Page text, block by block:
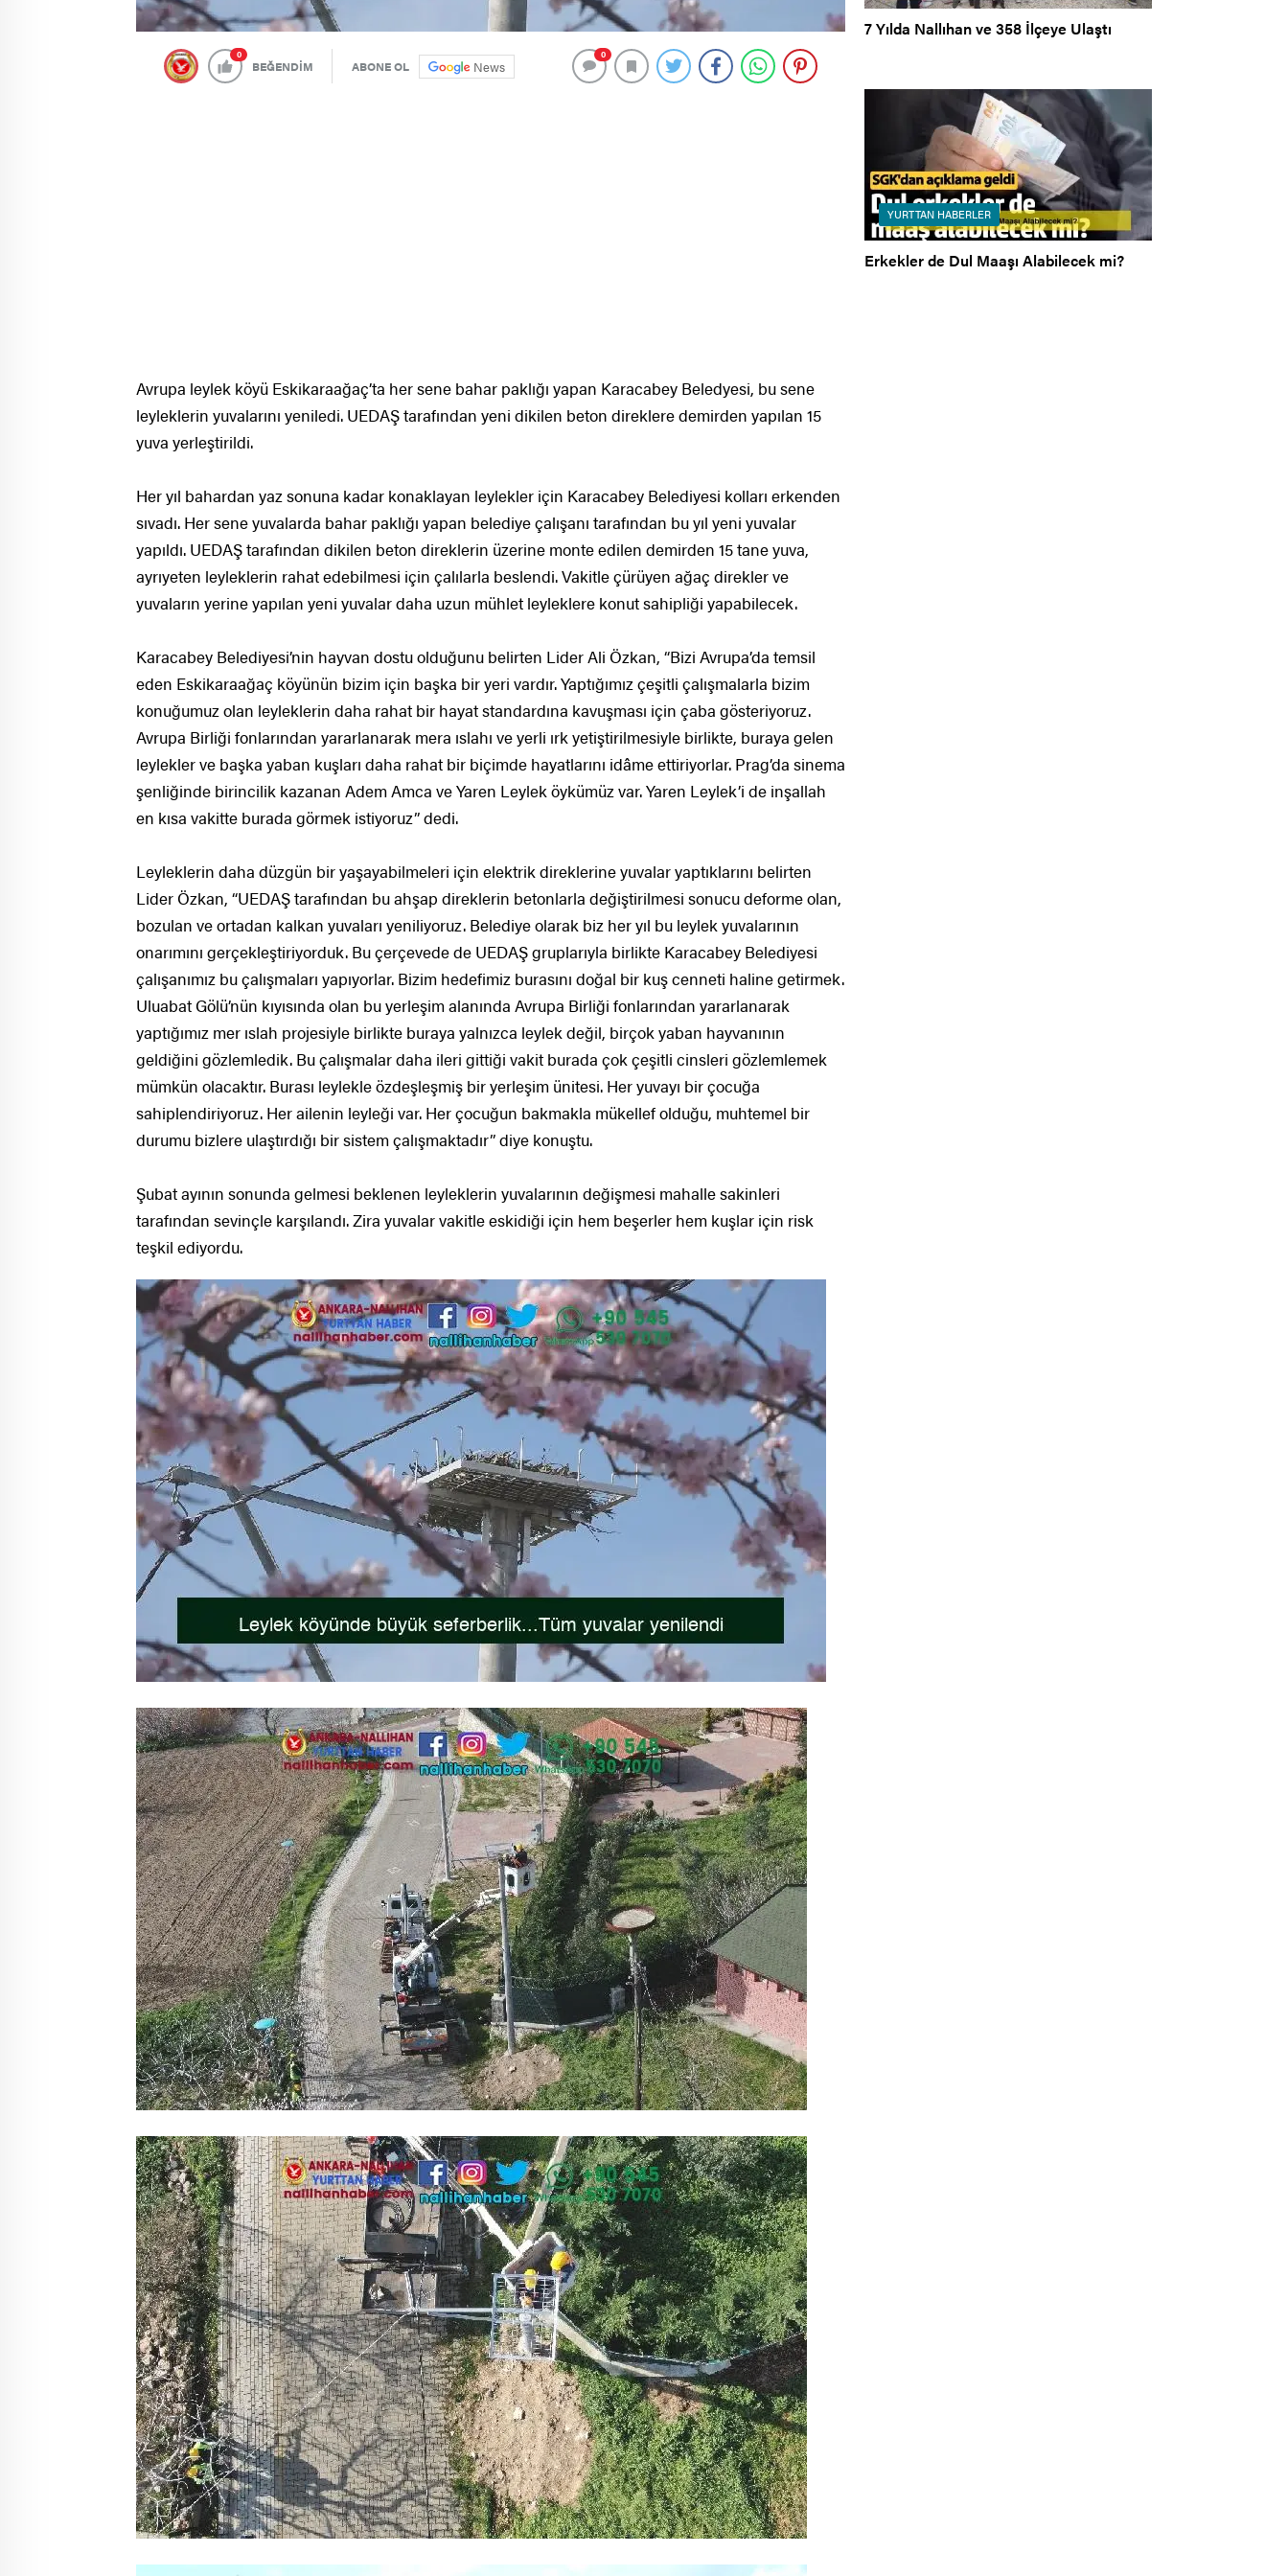
0
BEĞENDİM ABONE OL News
0
Avrupa leylek köyü Eskikaraağaç’ta her sene bahar paklığı yapan Karacabey Beledyesi, bu sene
leyleklerin yuvalarını yeniledi. UEDAŞ tarafından yeni dikilen beton direklere demirden yapılan 15
yuva yerleştirildi.
Her yıl bahardan yaz sonuna kadar konaklayan leylekler için Karacabey Belediyesi kolları erkenden
sıvadı. Her sene yuvalarda bahar paklığı yapan belediye çalışanı tarafından bu yıl yeni yuvalar
yapıldı. UEDAŞ tarafından dikilen beton direklerin üzerine monte edilen demirden 15 tane yuva,
ayrıyeten leyleklerin rahat edebilmesi için çalılarla beslendi. Vakitle çürüyen ağaç direkler ve
yuvaların yerine yapılan yeni yuvalar daha uzun mühlet leyleklere konut sahipliği yapabilecek.
Karacabey Belediyesi’nin hayvan dostu olduğunu belirten Lider Ali Özkan, “Bizi Avrupa’da temsil
eden Eskikaraağaç köyünün bizim için başka bir yeri vardır. Yaptığımız çeşitli çalışmalarla bizim
konuğumuz olan leyleklerin daha rahat bir hayat standardına kavuşması için çaba gösteriyoruz.
Avrupa Birliği fonlarından yararlanarak mera ıslahı ve yerli ırk yetiştirilmesiyle birlikte, buraya gelen
leylekler ve başka yaban kuşları daha rahat bir biçimde hayatlarını idâme ettiriyorlar. Prag’da sinema
şenliğinde birincilik kazanan Adem Amca ve Yaren Leylek öykümüz var. Yaren Leylek’i de inşallah
en kısa vakitte burada görmek istiyoruz” dedi.
Leyleklerin daha düzgün bir yaşayabilmeleri için elektrik direklerine yuvalar yaptıklarını belirten
Lider Özkan, “UEDAŞ tarafından bu ahşap direklerin betonlarla değiştirilmesi sonucu deforme olan,
bozulan ve ortadan kalkan yuvaları yeniliyoruz. Belediye olarak biz her yıl bu leylek yuvalarının
onarımını gerçekleştiriyorduk. Bu çerçevede de UEDAŞ gruplarıyla birlikte Karacabey Belediyesi
çalışanımız bu çalışmaları yapıyorlar. Bizim hedefimiz burasını doğal bir kuş cenneti haline getirmek.
Uluabat Gölü’nün kıyısında olan bu yerleşim alanında Avrupa Birliği fonlarından yararlanarak
yaptığımız mer ıslah projesiyle birlikte buraya yalnızca leylek değil, birçok yaban hayvanının
geldiğini gözlemledik. Bu çalışmalar daha ileri gittiği vakit burada çok çeşitli cinsleri gözlemlemek
mümkün olacaktır. Burası leylekle özdeşleşmiş bir yerleşim ünitesi. Her yuvayı bir çocuğa
sahiplendiriyoruz. Her ailenin leyleği var. Her çocuğun bakmakla mükellef olduğu, muhtemel bir
durumu bizlere ulaştırdığı bir sistem çalışmaktadır” diye konuştu.
Şubat ayının sonunda gelmesi beklenen leyleklerin yuvalarının değişmesi mahalle sakinleri
tarafından sevinçle karşılandı. Zira yuvalar vakitle eskidiği için hem beşerler hem kuşlar için risk
teşkil ediyordu.
7 Yılda Nallıhan ve 358 İlçeye Ulaştı
YURTTAN HABERLER
Erkekler de Dul Maaşı Alabilecek mi?